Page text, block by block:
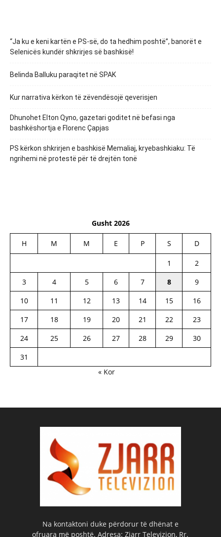
“Ja ku e keni kartën e PS-së, do ta hedhim poshtë”, banorët e
Selenicës kundër shkrirjes së bashkisë!
Belinda Balluku paraqitet në SPAK
Kur narrativa kërkon të zëvendësojë qeverisjen
Dhunohet Elton Qyno, gazetari goditet në befasi nga
bashkëshortja e Florenc Çapjas
PS kërkon shkrirjen e bashkisë Memaliaj, kryebashkiaku: Të
ngrihemi në protestë për të drejtën tonë
Gusht 2026
H M M E P S D
1
2
3
4 5 6 7 8
9
10
11 12 13 14 15
16
17
18 19 20 21 22
23
24
25 26 27 28 29
30
31
« Kor
Na kontaktoni duke përdorur të dhënat e
ofruara më poshtë. Adresa: Zjarr Televizion, Rr.